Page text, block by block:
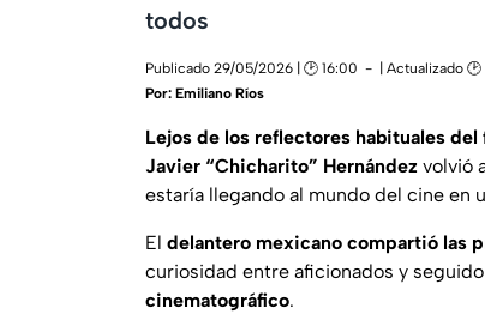
todos
Publicado 29/05/2026 | 🕑 16:00
| Actualizado 🕑
Por: Emiliano Ríos
Lejos de los reflectores habituales del
Javier “Chicharito” Hernández volvió
estaría llegando al mundo del cine en
El delantero mexicano compartió las
curiosidad entre aficionados y
cinematográfico.